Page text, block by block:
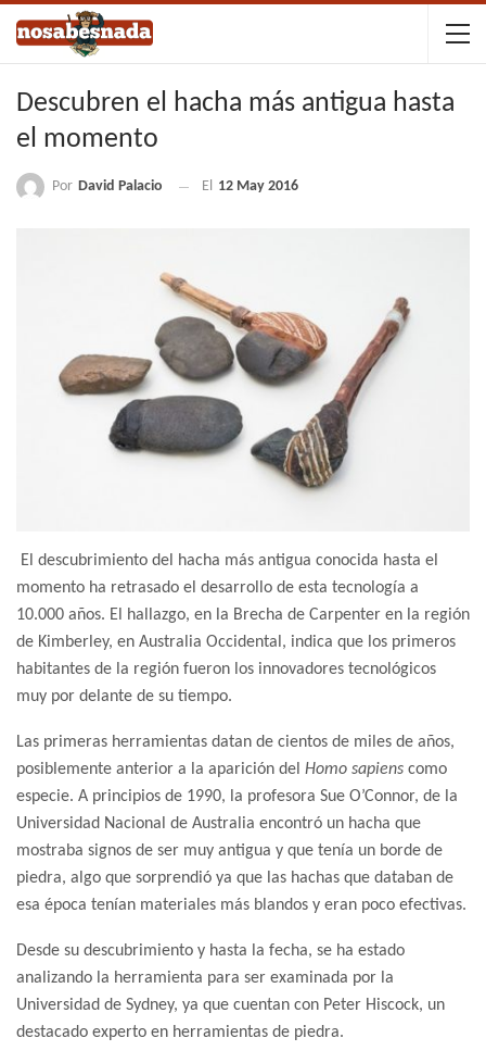
Descubren el hacha más antigua hasta
el momento
Por David Palacio El 12 May 2016
El descubrimiento del hacha más antigua conocida hasta el
momento ha retrasado el desarrollo de esta tecnología a
10.000 años. El hallazgo, en la Brecha de Carpenter en la región
de Kimberley, en Australia Occidental, indica que los primeros
habitantes de la región fueron los innovadores tecnológicos
muy por delante de su tiempo.
Las primeras herramientas datan de cientos de miles de años,
posiblemente anterior a la aparición del Homo sapiens como
especie. A principios de 1990, la profesora Sue O’Connor, de la
Universidad Nacional de Australia encontró un hacha que
mostraba signos de ser muy antigua y que tenía un borde de
piedra, algo que sorprendió ya que las hachas que databan de
esa época tenían materiales más blandos y eran poco efectivas.
Desde su descubrimiento y hasta la fecha, se ha estado
analizando la herramienta para ser examinada por la
Universidad de Sydney, ya que cuentan con Peter Hiscock, un
destacado experto en herramientas de piedra.